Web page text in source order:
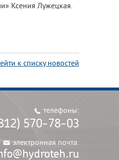
Ксения Лужецкая.
к списку новостей
телефоны:
570-78-03
электронная почта: